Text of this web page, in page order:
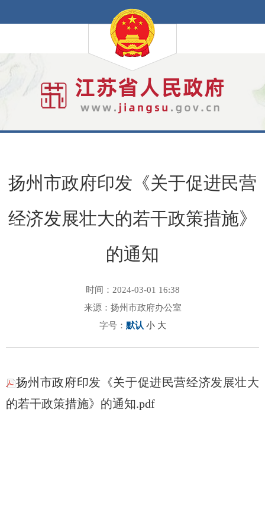
扬州市政府印发《关于促进民营
经济发展壮大的若干政策措施》
的通知
时间：2024-03-01 16:38
来源：扬州市政府办公室
字号： 默认 小 大
扬州市政府印发《关于促进民营经济发展壮大
的若干政策措施》的通知.pdf